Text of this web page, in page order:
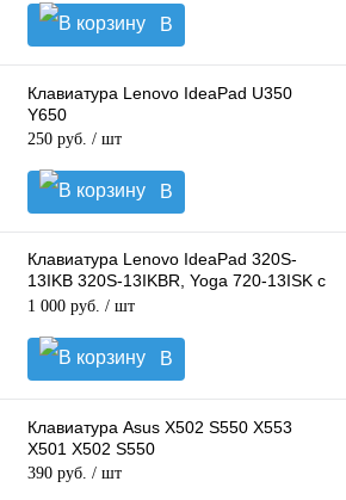
В
корзину
Клавиатура Lenovo IdeaPad U350
Y650
250 руб. / шт
В
корзину
Клавиатура Lenovo IdeaPad 320S-
13IKB 320S-13IKBR, Yoga 720-13ISK с
подсветкой
1 000 руб. / шт
В
корзину
Клавиатура Asus X502 S550 X553
X501 X502 S550
390 руб. / шт